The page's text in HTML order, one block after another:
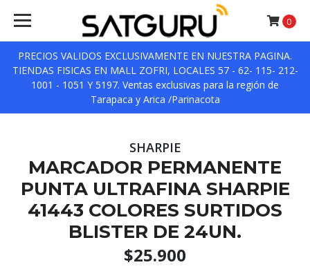
PRECIOS VALIDOS EXCLUSIVAMENTE EN NUESTRA PAGINA.
TIENDAS FISICAS EN MALL ZOFRI, LOCALES 57 - 62- 115- 212-
1001 - 1051 Y 5197. Ventas exclusivas para la región de
Tarapaca y Arica /Parinacota
0
SHARPIE
MARCADOR PERMANENTE
PUNTA ULTRAFINA SHARPIE
41443 COLORES SURTIDOS
BLISTER DE 24UN.
$25.900